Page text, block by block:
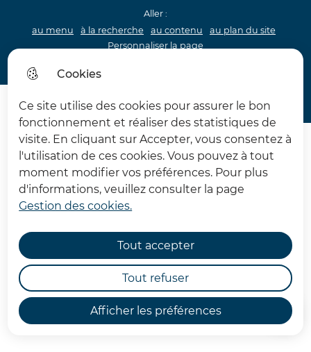
Cookies
Ce site utilise des cookies pour assurer le bon
fonctionnement et réaliser des statistiques de
visite. En cliquant sur Accepter, vous consentez à
l'utilisation de ces cookies. Vous pouvez à tout
moment modifier vos préférences. Pour plus
d'informations, veuillez consulter la page
Gestion des cookies.
Afficher les préférences
Tout accepter
Tout refuser
Aller :
au menu
à la recherche au contenu
au plan du site
Personnaliser la page
Archéologie 62
Menu
L'agenda de la maison de
l'Archéologie du Pas-de-
Calais